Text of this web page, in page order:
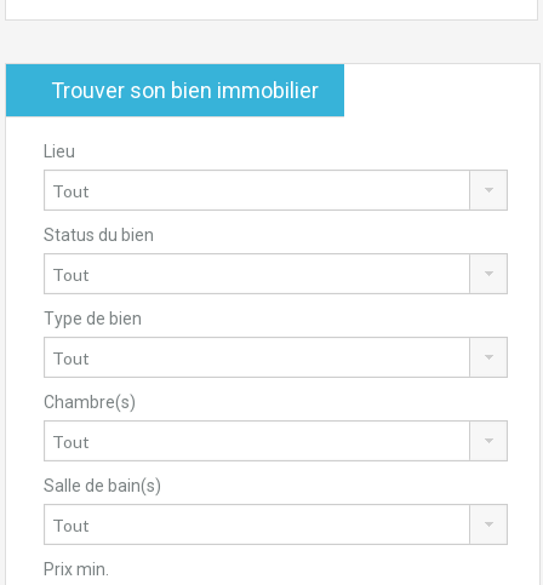
Trouver son bien immobilier
Lieu
Status du bien
Type de bien
Chambre(s)
Salle de bain(s)
Prix min.